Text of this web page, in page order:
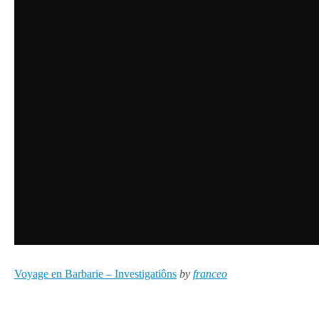
Voyage en Barbarie – Investigatiôns by franceo